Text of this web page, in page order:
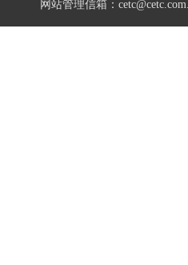
网站管理信箱：